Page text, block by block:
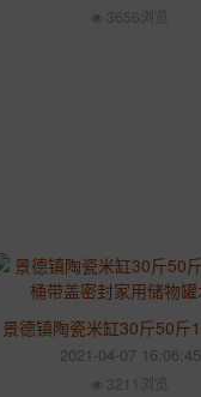
3656浏览
2021-04-07 16:06:45
3211浏览